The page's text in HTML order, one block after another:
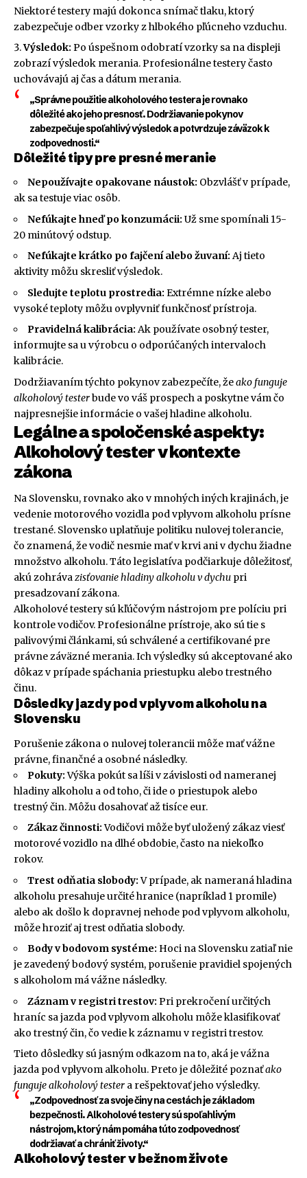
Niektoré testery majú dokonca snímač tlaku, ktorý
zabezpečuje odber vzorky z hlbokého pľúcneho vzduchu.
Výsledok: Po úspešnom odobratí vzorky sa na displeji
zobrazí výsledok merania. Profesionálne testery často
uchovávajú aj čas a dátum merania.
„Správne použitie alkoholového testera je rovnako
dôležité ako jeho presnosť. Dodržiavanie pokynov
zabezpečuje spoľahlivý výsledok a potvrdzuje záväzok k
zodpovednosti.“
Dôležité tipy pre presné meranie
Nepoužívajte opakovane náustok: Obzvlášť v prípade,
ak sa testuje viac osôb.
Nefúkajte hneď po konzumácii: Už sme spomínali 15-
20 minútový odstup.
Nefúkajte krátko po fajčení alebo žuvaní: Aj tieto
aktivity môžu skresliť výsledok.
Sledujte teplotu prostredia: Extrémne nízke alebo
vysoké teploty môžu ovplyvniť funkčnosť prístroja.
Pravidelná kalibrácia: Ak používate osobný tester,
informujte sa u výrobcu o odporúčaných intervaloch
kalibrácie.
Dodržiavaním týchto pokynov zabezpečíte, žeako funguje
alkoholový testerbude vo váš prospech a poskytne vám čo
najpresnejšie informácie o vašej hladine alkoholu.
Legálne a spoločenské aspekty:
Alkoholový tester v kontexte
zákona
Na Slovensku, rovnako ako v mnohých iných krajinách, je
vedenie motorového vozidla pod vplyvom alkoholu prísne
trestané. Slovensko uplatňuje politiku nulovej tolerancie,
čo znamená, že vodič nesmie mať v krvi ani v dychu žiadne
množstvo alkoholu. Táto legislatíva podčiarkuje dôležitosť,
akú zohrávazisťovanie hladiny alkoholu v dychu pri
presadzovaní zákona.
Alkoholové testery sú kľúčovým nástrojom pre políciu pri
kontrole vodičov. Profesionálne prístroje, ako sú tie s
palivovými článkami, sú schválené a certifikované pre
právne záväzné merania. Ich výsledky sú akceptované ako
dôkaz v prípade spáchania priestupku alebo trestného
činu.
Dôsledky jazdy pod vplyvom alkoholu na
Slovensku
Porušenie zákona o nulovej tolerancii môže mať vážne
právne, finančné a osobné následky.
Pokuty:Výška pokút sa líši v závislosti od nameranej
hladiny alkoholu a od toho, či ide o priestupok alebo
trestný čin. Môžu dosahovať až tisíce eur.
Zákaz činnosti:Vodičovi môže byť uložený zákaz viesť
motorové vozidlo na dlhé obdobie, často na niekoľko
rokov.
Trest odňatia slobody:V prípade, ak nameraná hladina
alkoholu presahuje určité hranice (napríklad 1 promile)
alebo ak došlo k dopravnej nehode pod vplyvom alkoholu,
môže hroziť aj trest odňatia slobody.
Body v bodovom systéme: Hoci na Slovensku zatiaľ nie
je zavedený bodový systém, porušenie pravidiel spojených
s alkoholom má vážne následky.
Záznam v registri trestov: Pri prekročení určitých
hraníc sa jazda pod vplyvom alkoholu môže klasifikovať
ako trestný čin, čo vedie k záznamu v registri trestov.
Tieto dôsledky sú jasným odkazom na to, aká je vážna
jazda pod vplyvom alkoholu. Preto je dôležité poznaťako
funguje alkoholový tester a rešpektovať jeho výsledky.
„Zodpovednosť za svoje činy na cestách je základom
bezpečnosti. Alkoholové testery sú spoľahlivým
nástrojom, ktorý nám pomáha túto zodpovednosť
dodržiavať a chrániť životy.“
Alkoholový tester v bežnom živote